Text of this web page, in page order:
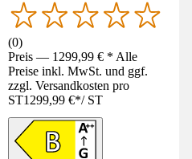
(0)
Preis — 1299,99 € * Alle
Preise inkl. MwSt. und ggf.
zzgl. Versandkosten pro
ST1299,99 €*/ ST